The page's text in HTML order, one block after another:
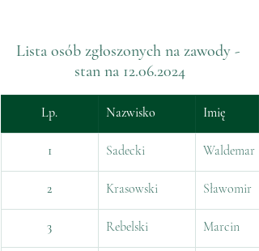
Lista osób zgłoszonych na zawody -
stan na 12.06.2024
Lp. Nazwisko Imię
1 Sadecki Waldemar
2 Krasowski Sławomir
3 Rebelski Marcin